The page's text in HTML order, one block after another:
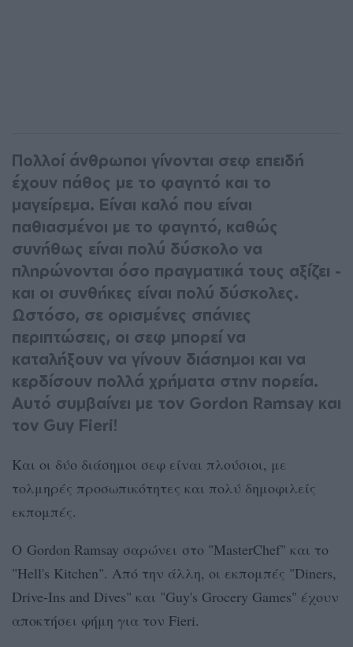
Πολλοί άνθρωποι γίνονται σεφ επειδή
έχουν πάθος με το φαγητό και το
μαγείρεμα. Είναι καλό που είναι
παθιασμένοι με το φαγητό, καθώς
συνήθως είναι πολύ δύσκολο να
πληρώνονται όσο πραγματικά τους αξίζει -
και οι συνθήκες είναι πολύ δύσκολες.
Ωστόσο, σε ορισμένες σπάνιες
περιπτώσεις, οι σεφ μπορεί να
καταλήξουν να γίνουν διάσημοι και να
κερδίσουν πολλά χρήματα στην πορεία.
Αυτό συμβαίνει με τον Gordon Ramsay και
τον Guy Fieri!
Και οι δύο διάσημοι σεφ είναι πλούσιοι, με
τολμηρές προσωπικότητες και πολύ δημοφιλείς
εκπομπές.
Ο Gordon Ramsay σαρώνει στο "MasterChef" και το
"Hell's Kitchen". Από την άλλη, οι εκπομπές "Diners,
Drive-Ins and Dives" και "Guy's Grocery Games" έχουν
αποκτήσει φήμη για τον Fieri.